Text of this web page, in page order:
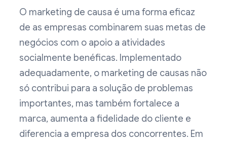
O marketing de causa é uma forma eficaz
de as empresas combinarem suas metas de
negócios com o apoio a atividades
socialmente benéficas. Implementado
adequadamente, o marketing de causas não
só contribui para a solução de problemas
importantes, mas também fortalece a
marca, aumenta a fidelidade do cliente e
diferencia a empresa dos concorrentes. Em